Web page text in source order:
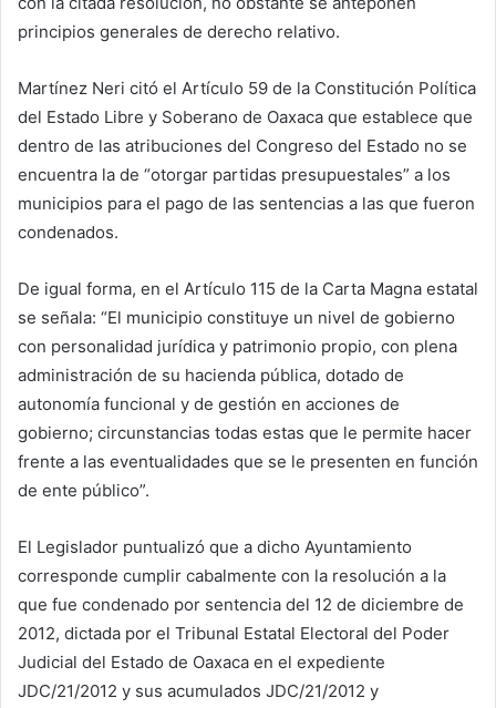
principios generales de derecho relativo.
Martínez Neri citó el Artículo 59 de la Constitución Política
del Estado Libre y Soberano de Oaxaca que establece que
dentro de las atribuciones del Congreso del Estado no se
encuentra la de “otorgar partidas presupuestales” a los
municipios para el pago de las sentencias a las que fueron
condenados.
De igual forma, en el Artículo 115 de la Carta Magna estatal
se señala: “El municipio constituye un nivel de gobierno
con personalidad jurídica y patrimonio propio, con plena
administración de su hacienda pública, dotado de
autonomía funcional y de gestión en acciones de
gobierno; circunstancias todas estas que le permite hacer
frente a las eventualidades que se le presenten en función
de ente público”.
El Legislador puntualizó que a dicho Ayuntamiento
corresponde cumplir cabalmente con la resolución a la
que fue condenado por sentencia del 12 de diciembre de
2012, dictada por el Tribunal Estatal Electoral del Poder
Judicial del Estado de Oaxaca en el expediente
JDC/21/2012 y sus acumulados JDC/21/2012 y